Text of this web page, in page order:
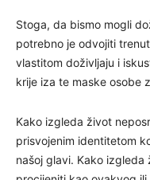
Stoga, da bismo mogli
potrebno je odvojiti
vlastitom doživljaju i
krije iza te maske osobe
Kako izgleda život
prisvojenim identitetom
našoj glavi. Kako